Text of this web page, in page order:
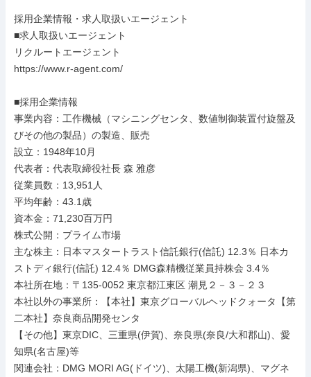
採用企業情報・求人取扱いエージェント
■求人取扱いエージェント
リクルートエージェント
https://www.r-agent.com/
■採用企業情報
事業内容：工作機械（マシニングセンタ、数値制御装置付旋盤及
びその他の製品）の製造、販売
設立：1948年10月
代表者：代表取締役社長 森 雅彦
従業員数：13,951人
平均年齢：43.1歳
資本金：71,230百万円
株式公開：プライム市場
主な株主：日本マスタートラスト信託銀行(信託) 12.3％ 日本カ
ストディ銀行(信託) 12.4％ DMG森精機従業員持株会 3.4％
本社所在地：〒135-0052 東京都江東区 潮見２－３－２３
本社以外の事業所：【本社】東京グローバルヘッドクォータ【第
二本社】奈良商品開発センタ
【その他】東京DIC、三重県(伊賀)、奈良県(奈良/大和郡山)、愛
知県(名古屋)等
関連会社：DMG MORI AG(ドイツ)、太陽工機(新潟県)、マグネ